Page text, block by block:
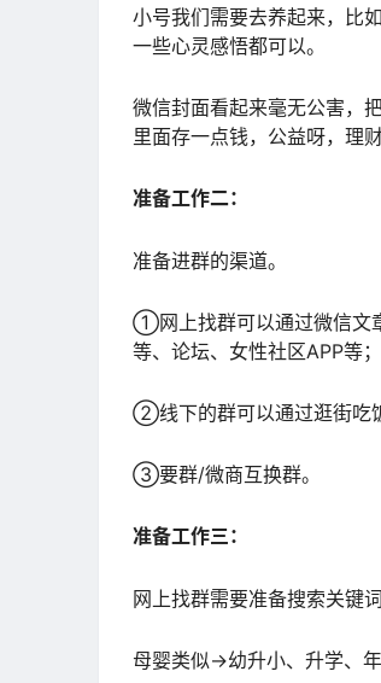
小号我们需要去养起来，比
一些心灵感悟都可以。
微信封面看起来毫无公害，
里面存一点钱，公益呀，理
准备工作二：
准备进群的渠道。
①网上找群可以通过微信文
等、论坛、女性社区APP等；
②线下的群可以通过逛街吃
③要群/微商互换群。
准备工作三：
网上找群需要准备搜索关键词
母婴类似→幼升小、升学、